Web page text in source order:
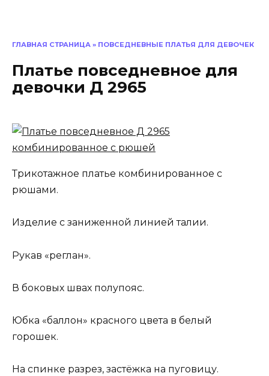
ГЛАВНАЯ СТРАНИЦА » ПОВСЕДНЕВНЫЕ ПЛАТЬЯ ДЛЯ ДЕВОЧЕК
Платье повседневное для
девочки Д 2965
Трикотажное платье комбинированное с
рюшами.
Изделие с заниженной линией талии.
Рукав «реглан».
В боковых швах полупояс.
Юбка «баллон» красного цвета в белый
горошек.
На спинке разрез, застёжка на пуговицу.